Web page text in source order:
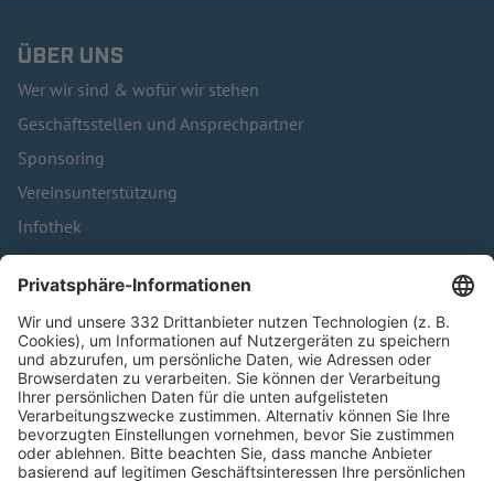
ÜBER UNS
Wer wir sind & wofür wir stehen
Geschäftsstellen und Ansprechpartner
Sponsoring
Vereinsunterstützung
Infothek
Kontakt
HÄUFIG BESUCHTE SEITEN
Pässe und Vereinswechsel
Trainerausbildung
Schulungsangebot Vereinsmitarbeiter
BFV-Geschäftsstellen